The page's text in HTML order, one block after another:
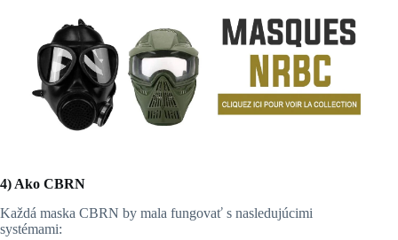
4) Ako CBRN
Každá maska CBRN by mala fungovať s nasledujúcimi
systémami: